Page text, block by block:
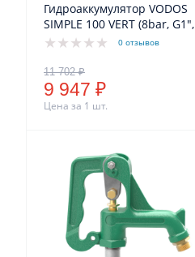
Гидроаккумулятор VODOS
SIMPLE 100 VERT (8bar, G1",
+99°C, мембрана EPDM SE.FA
0 отзывов
9 947 ₽
Цена за 1 шт.